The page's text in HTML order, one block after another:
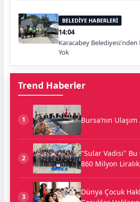
BELEDİYE HABERLERİ
14:04
Karacabey Belediyesi'nden
Yok
Trend Haberler
1 Bursa’nın
2
"Sular Vadisi"
860 Milyon
3
Dünya Çocuk